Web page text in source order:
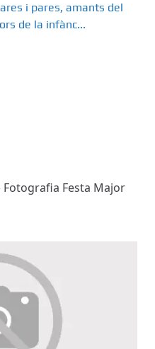
i pares, amants del
de la infànc...
Fotografia Festa Major